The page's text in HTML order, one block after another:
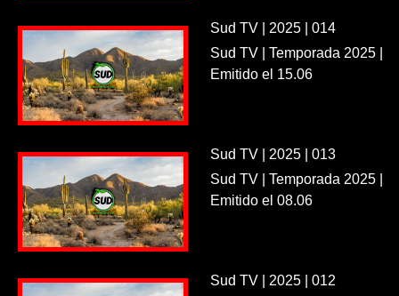
Sud TV | 2025 | 014
Sud TV | Temporada 2025 |
Emitido el 15.06
Sud TV | 2025 | 013
Sud TV | Temporada 2025 |
Emitido el 08.06
Sud TV | 2025 | 012